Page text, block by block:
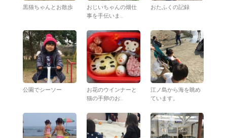
黒猫ちゃんとお散歩
おじいちゃんの畑仕
事を手伝いま...
おたふくの記録
公園でシーソー
お花のウインナーと
猫の手卵のお...
江ノ島から海を眺め
ています。